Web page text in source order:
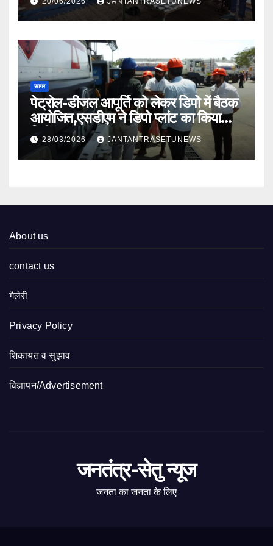
सागर
पेट्रोल-डीजल आपूर्ति को लेकर डिपो में बैठक
आयोजित,एसडीएम ने डिपो प्लांट का किया
निरीक्षण
28/03/2026 JANTANTRASETUNEWS
About us
contact us
गैलेरी
Privacy Policy
शिकायत व सुझाव
विज्ञापन/Advertisement
जनतंत्र-सेतु न्यूज
जनता का जनता के लिए